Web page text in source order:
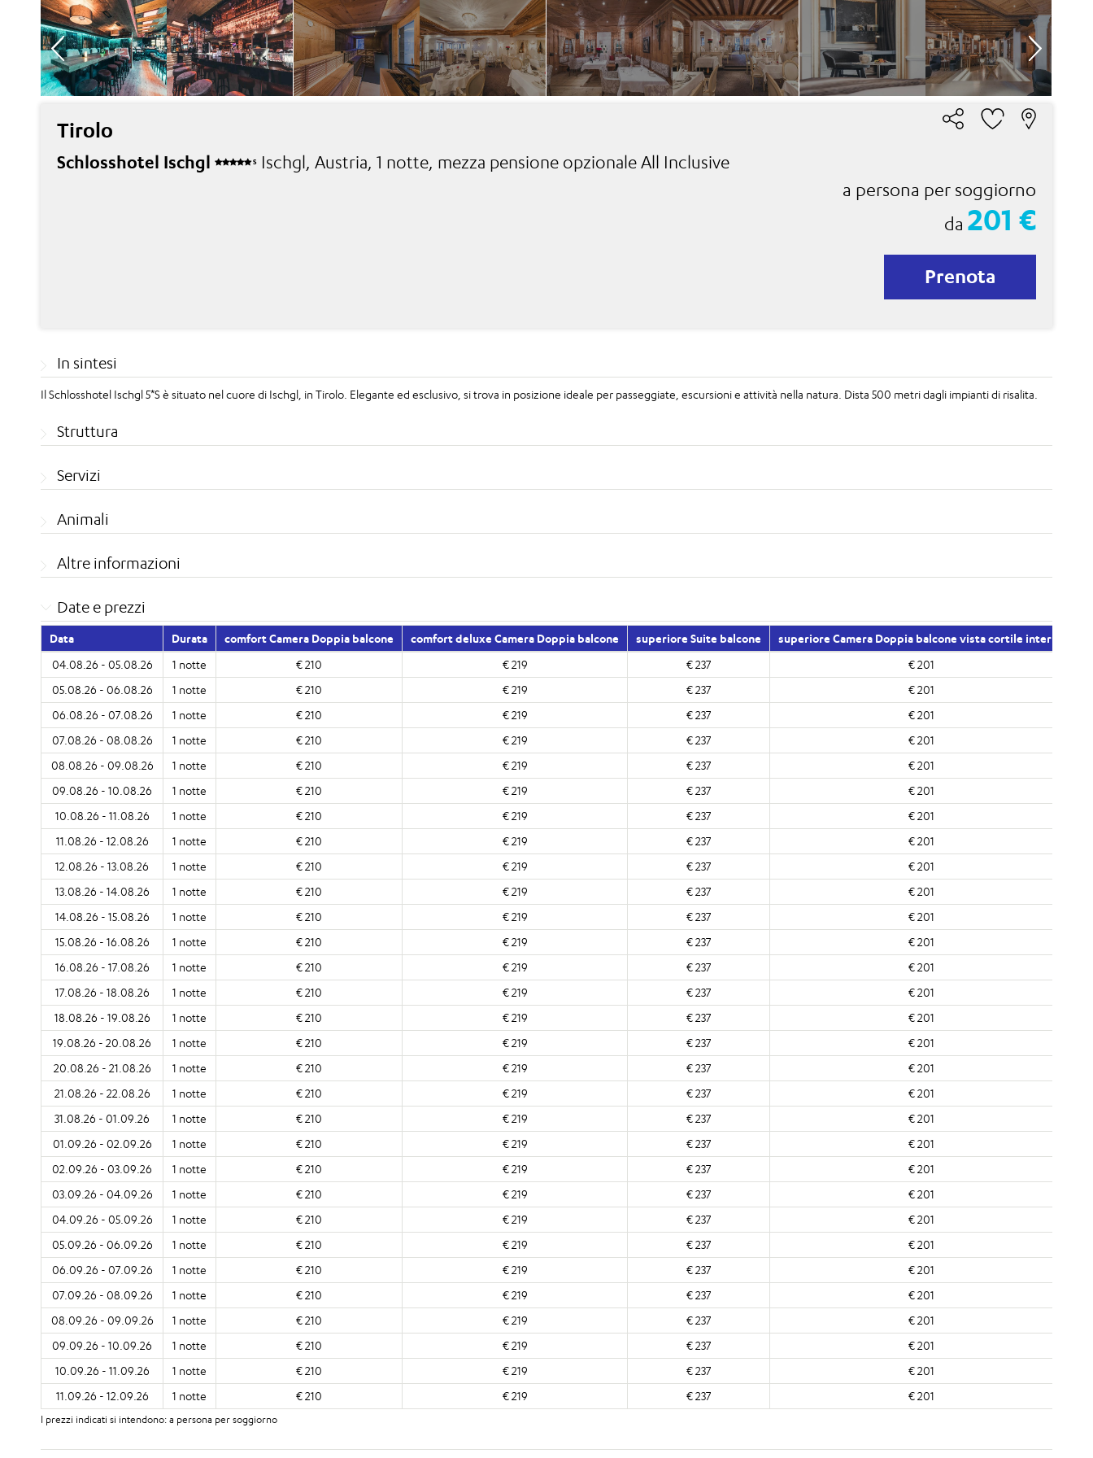
Tirolo
Schlosshotel Ischgl S Ischgl, Austria, 1 notte, mezza pensione opzionale All Inclusive
a persona per soggiorno
da 201 €
Prenota
In sintesi
Il Schlosshotel Ischgl 5*S è situato nel cuore di Ischgl, in Tirolo. Elegante ed esclusivo, si trova in posizione ideale per passeggiate, escursioni e attività nella natura. Dista 500 metri dagli impianti di risalita.
Struttura
Servizi
Animali
Altre informazioni
Date e prezzi
Data Durata comfort Camera Doppia balcone comfort deluxe Camera Doppia balcone superiore Suite balcone
superiore Camera Doppia balcone vista cortile interno
04.08.26 - 05.08.26
1 notte € 210 € 219 € 237
€ 201
05.08.26 - 06.08.26
1 notte € 210 € 219 € 237
€ 201
06.08.26 - 07.08.26
1 notte € 210 € 219 € 237
€ 201
07.08.26 - 08.08.26
1 notte € 210 € 219 € 237
€ 201
08.08.26 - 09.08.26
1 notte € 210 € 219 € 237
€ 201
09.08.26 - 10.08.26
1 notte € 210 € 219 € 237
€ 201
10.08.26 - 11.08.26
1 notte € 210 € 219 € 237
€ 201
11.08.26 - 12.08.26
1 notte € 210 € 219 € 237
€ 201
12.08.26 - 13.08.26
1 notte € 210 € 219 € 237
€ 201
13.08.26 - 14.08.26
1 notte € 210 € 219 € 237
€ 201
14.08.26 - 15.08.26
1 notte € 210 € 219 € 237
€ 201
15.08.26 - 16.08.26
1 notte € 210 € 219 € 237
€ 201
16.08.26 - 17.08.26
1 notte € 210 € 219 € 237
€ 201
17.08.26 - 18.08.26
1 notte € 210 € 219 € 237
€ 201
18.08.26 - 19.08.26
1 notte € 210 € 219 € 237
€ 201
19.08.26 - 20.08.26
1 notte € 210 € 219 € 237
€ 201
20.08.26 - 21.08.26
1 notte € 210 € 219 € 237
€ 201
21.08.26 - 22.08.26
1 notte € 210 € 219 € 237
€ 201
31.08.26 - 01.09.26
1 notte € 210 € 219 € 237
€ 201
01.09.26 - 02.09.26
1 notte € 210 € 219 € 237
€ 201
02.09.26 - 03.09.26
1 notte € 210 € 219 € 237
€ 201
03.09.26 - 04.09.26
1 notte € 210 € 219 € 237
€ 201
04.09.26 - 05.09.26
1 notte € 210 € 219 € 237
€ 201
05.09.26 - 06.09.26
1 notte € 210 € 219 € 237
€ 201
06.09.26 - 07.09.26
1 notte € 210 € 219 € 237
€ 201
07.09.26 - 08.09.26
1 notte € 210 € 219 € 237
€ 201
08.09.26 - 09.09.26
1 notte € 210 € 219 € 237
€ 201
09.09.26 - 10.09.26
1 notte € 210 € 219 € 237
€ 201
10.09.26 - 11.09.26
1 notte € 210 € 219 € 237
€ 201
11.09.26 - 12.09.26
1 notte € 210 € 219 € 237 € 201
I prezzi indicati si intendono: a persona per soggiorno